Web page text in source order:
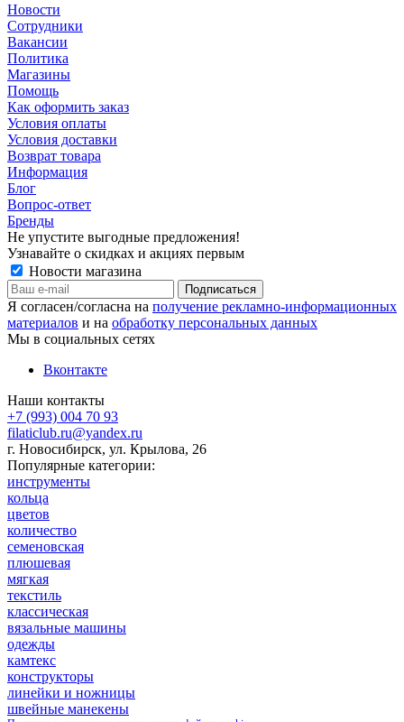
Новости
Сотрудники
Вакансии
Политика
Магазины
Помощь
Как оформить заказ
Условия оплаты
Условия доставки
Возврат товара
Информация
Блог
Вопрос-ответ
Бренды
Не упустите выгодные предложения!
Узнавайте о скидках и акциях первым
Новости магазина
Я согласен/согласна на получение рекламно-информационных
материалов и на обработку персональных данных
Мы в социальных сетях
Вконтакте
Наши контакты
+7 (993) 004 70 93
filaticlub.ru@yandex.ru
г. Новосибирск, ул. Крылова, 26
Популярные категории:
инструменты
кольца
цветов
количество
семеновская
плюшевая
мягкая
текстиль
классическая
вязальные машины
одежды
камтекс
конструкторы
линейки и ножницы
швейные манекены